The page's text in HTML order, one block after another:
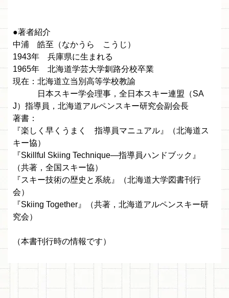
●著者紹介
中浦 皓至（なかうら こうじ）
1943年 兵庫県に生まれる
1965年 北海道学芸大学釧路分校卒業
現在：北海道立当別高等学校教諭
日本スキー学会理事，全日本スキー連盟（SA
J）指導員，北海道アルペンスキー研究会副会長
著書：
『楽しく早くうまく 指導員マニュアル』（北海道ス
キー協）
『Skillful Skiing Technique—指導員ハンドブック』
（共著，全国スキー協）
『スキー技術の歴史と系統』（北海道大学図書刊行
会）
『Skiing Together』（共著，北海道アルペンスキー研
究会）
（本書刊行時の情報です）